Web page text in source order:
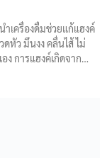
ำเครื่องดื่มช่วยแก้แฮงค์
ว มึนงง คลื่นไส้ ไม่
ง การแฮงค์เกิดจาก